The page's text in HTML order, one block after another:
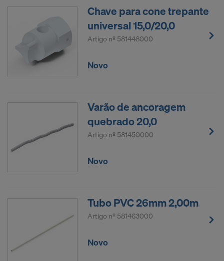
Chave para cone trepante
universal 15,0/20,0
Artigo nº 581448000
Novo
Varão de ancoragem
quebrado 20,0
Artigo nº 581450000
Novo
Tubo PVC 26mm 2,00m
Artigo nº 581463000
Novo